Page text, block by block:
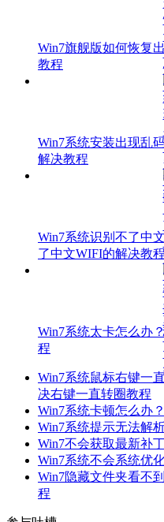
Win7旗舰版如何恢复
教程
Win7系统安装出现乱
解决教程
Win7系统识别不了中
了中文WIFI的解决教
Win7系统太卡怎么办
程
Win7系统鼠标右键一
决右键一直转圈教程
Win7系统卡顿怎么办
Win7系统提示无法解
Win7不会获取最新补
Win7系统不会系统优
Win7隐藏文件夹看不
程